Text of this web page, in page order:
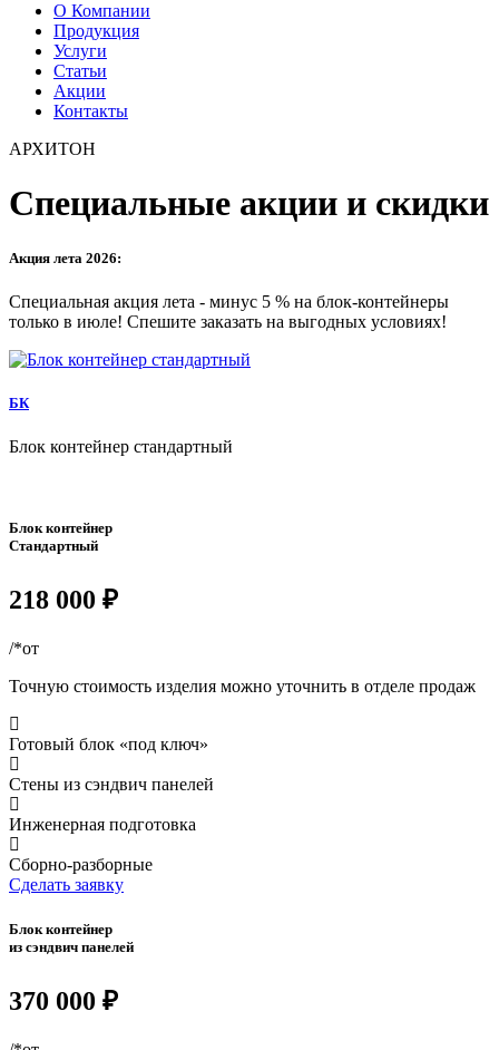
О Компании
Продукция
Услуги
Статьи
Акции
Контакты
АРХИТОН
Специальные акции и скидки
Акция лета 2026:
Специальная акция лета - минус 5 % на блок-контейнеры
только в июле! Спешите заказать на выгодных условиях!
БК
Блок контейнер стандартный
Блок контейнер
Стандартный
218 000 ₽
/*от
Точную стоимость изделия можно уточнить в отделе продаж
Готовый блок «под ключ»
Стены из сэндвич панелей
Инженерная подготовка
Сборно-разборные
Сделать заявку
Блок контейнер
из сэндвич панелей
370 000 ₽